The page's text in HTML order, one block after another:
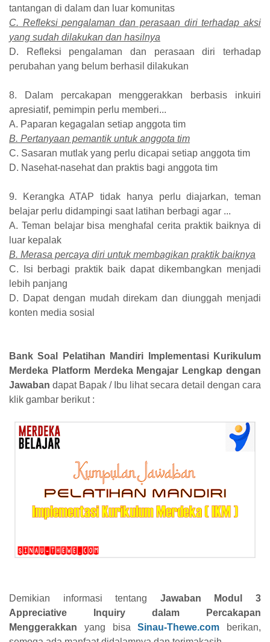
tantangan di dalam dan luar komunitas
C. Refleksi pengalaman dan perasaan diri terhadap aksi
yang sudah dilakukan dan hasilnya
D. Refleksi pengalaman dan perasaan diri terhadap
perubahan yang belum berhasil dilakukan
8. Dalam percakapan menggerakkan berbasis inkuiri
apresiatif, pemimpin perlu memberi...
A. Paparan kegagalan setiap anggota tim
B. Pertanyaan pemantik untuk anggota tim
C. Sasaran mutlak yang perlu dicapai setiap anggota tim
D. Nasehat-nasehat dan praktis bagi anggota tim
9. Kerangka ATAP tidak hanya perlu diajarkan, teman
belajar perlu didampingi saat latihan berbagi agar ...
A. Teman belajar bisa menghafal cerita praktik baiknya di
luar kepalak
B. Merasa percaya diri untuk membagikan praktik baiknya
C. Isi berbagi praktik baik dapat dikembangkan menjadi
lebih panjang
D. Dapat dengan mudah direkam dan diunggah menjadi
konten media sosial
Bank Soal Pelatihan Mandiri Implementasi Kurikulum
Merdeka Platform Merdeka Mengajar Lengkap dengan
Jawaban dapat Bapak / Ibu lihat secara detail dengan cara
klik gambar berikut :
Demikian informasi tentang Jawaban Modul 3
Appreciative Inquiry dalam Percakapan
Menggerakkan yang bisaSinau-Thewe.com berikan,